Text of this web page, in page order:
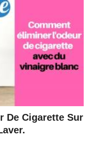
De Cigarette Sur